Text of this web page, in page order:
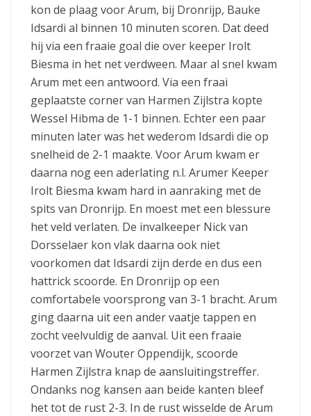
kon de plaag voor Arum, bij Dronrijp, Bauke
Idsardi al binnen 10 minuten scoren. Dat deed
hij via een fraaie goal die over keeper Irolt
Biesma in het net verdween. Maar al snel kwam
Arum met een antwoord. Via een fraai
geplaatste corner van Harmen Zijlstra kopte
Wessel Hibma de 1-1 binnen. Echter een paar
minuten later was het wederom Idsardi die op
snelheid de 2-1 maakte. Voor Arum kwam er
daarna nog een aderlating n.l. Arumer Keeper
Irolt Biesma kwam hard in aanraking met de
spits van Dronrijp. En moest met een blessure
het veld verlaten. De invalkeeper Nick van
Dorsselaer kon vlak daarna ook niet
voorkomen dat Idsardi zijn derde en dus een
hattrick scoorde. En Dronrijp op een
comfortabele voorsprong van 3-1 bracht. Arum
ging daarna uit een ander vaatje tappen en
zocht veelvuldig de aanval. Uit een fraaie
voorzet van Wouter Oppendijk, scoorde
Harmen Zijlstra knap de aansluitingstreffer.
Ondanks nog kansen aan beide kanten bleef
het tot de rust 2-3. In de rust wisselde de Arum